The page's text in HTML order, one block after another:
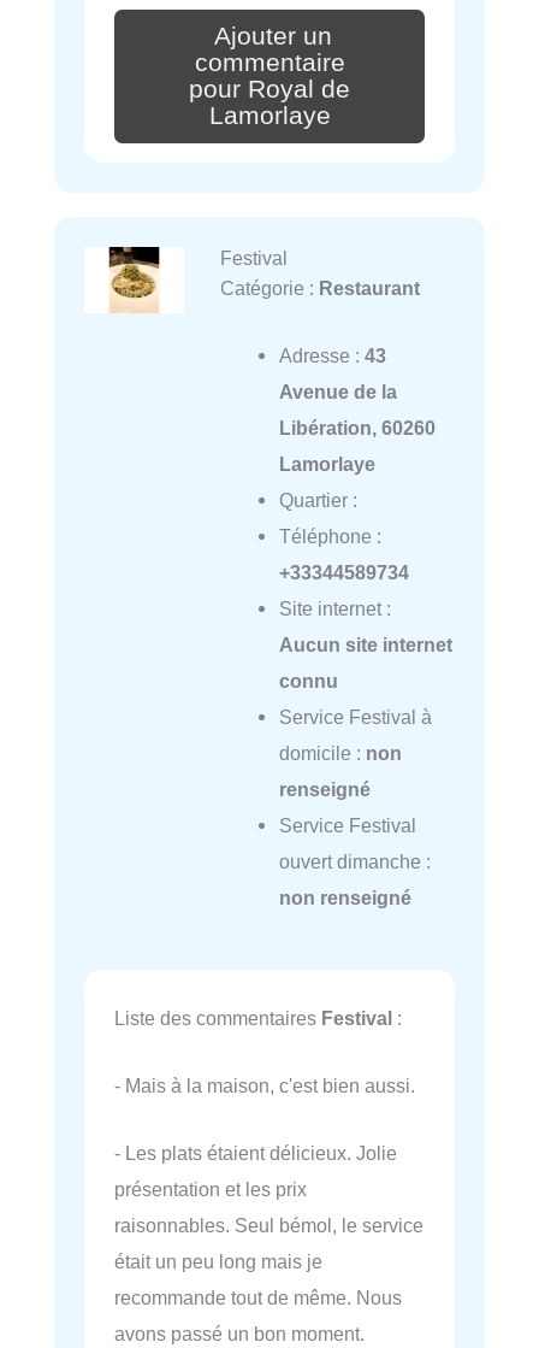
Ajouter un
commentaire
pour Royal de
Lamorlaye
Festival
Catégorie : Restaurant
Adresse : 43
Avenue de la
Libération, 60260
Lamorlaye
Quartier :
Téléphone :
+33344589734
Site internet :
Aucun site internet
connu
Service Festival à
domicile : non
renseigné
Service Festival
ouvert dimanche :
non renseigné
Liste des commentaires Festival :
- Mais à la maison, c'est bien aussi.
- Les plats étaient délicieux. Jolie
présentation et les prix
raisonnables. Seul bémol, le service
était un peu long mais je
recommande tout de même. Nous
avons passé un bon moment.